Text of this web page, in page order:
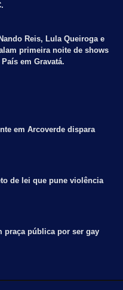
Reis, Lula Queiroga e
primeira noite de shows
em Gravatá.
em Arcoverde dispara
de lei que pune violência
praça pública por ser gay